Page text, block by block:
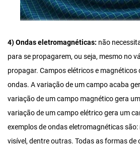
4) Ondas eletromagnéticas: não
para se propagarem, ou seja, mesmo no
propagar. Campos elétricos e
ondas. A variação de um campo acaba
variação de um campo magnético gera
variação de um campo elétrico gera um
exemplos de ondas eletromagnéticas
visível, dentre outras. Todas as formas